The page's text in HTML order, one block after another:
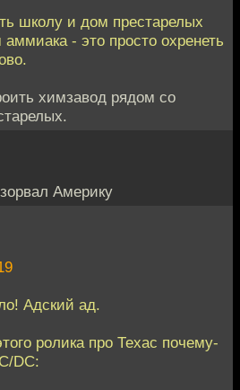
школу и дом престарелых
- это просто охренеть
химзавод рядом со
Америку
Адский ад.
ролика про Техас почему-
DC: